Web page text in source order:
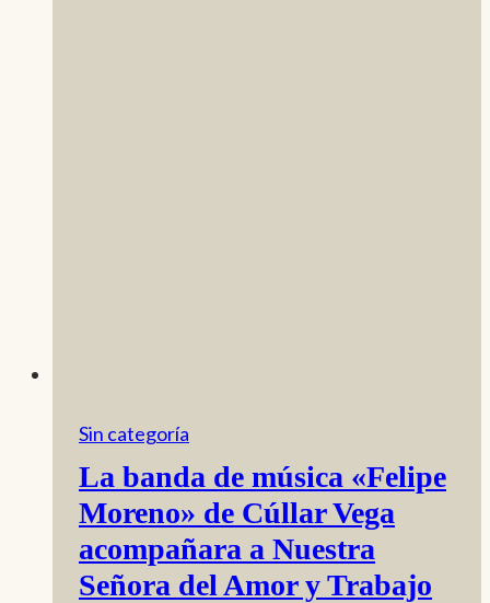
Sin categoría
La banda de música «Felipe
Moreno» de Cúllar Vega
acompañara a Nuestra
Señora del Amor y Trabajo